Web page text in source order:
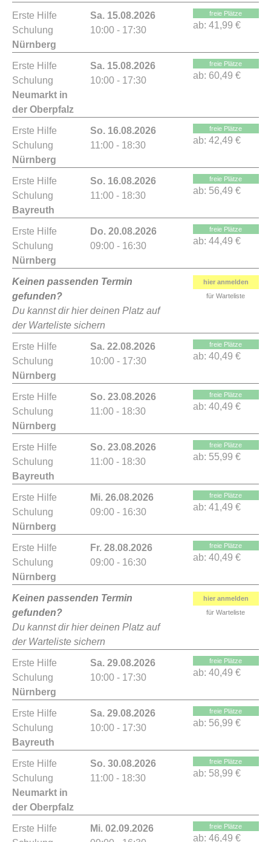
Erste Hilfe
Schulung
Nürnberg
Sa. 15.08.2026
10:00 - 17:30
freie Plätze
ab: 41,99 €
Erste Hilfe
Schulung
Neumarkt in
der Oberpfalz
Sa. 15.08.2026
10:00 - 17:30
freie Plätze
ab: 60,49 €
Erste Hilfe
Schulung
Nürnberg
So. 16.08.2026
11:00 - 18:30
freie Plätze
ab: 42,49 €
Erste Hilfe
Schulung
Bayreuth
So. 16.08.2026
11:00 - 18:30
freie Plätze
ab: 56,49 €
Erste Hilfe
Schulung
Nürnberg
Do. 20.08.2026
09:00 - 16:30
freie Plätze
ab: 44,49 €
Keinen passenden Termin
gefunden?
Du kannst dir hier deinen Platz auf
der Warteliste sichern
hier anmelden
für Warteliste
Erste Hilfe
Schulung
Nürnberg
Sa. 22.08.2026
10:00 - 17:30
freie Plätze
ab: 40,49 €
Erste Hilfe
Schulung
Nürnberg
So. 23.08.2026
11:00 - 18:30
freie Plätze
ab: 40,49 €
Erste Hilfe
Schulung
Bayreuth
So. 23.08.2026
11:00 - 18:30
freie Plätze
ab: 55,99 €
Erste Hilfe
Schulung
Nürnberg
Mi. 26.08.2026
09:00 - 16:30
freie Plätze
ab: 41,49 €
Erste Hilfe
Schulung
Nürnberg
Fr. 28.08.2026
09:00 - 16:30
freie Plätze
ab: 40,49 €
Keinen passenden Termin
gefunden?
Du kannst dir hier deinen Platz auf
der Warteliste sichern
hier anmelden
für Warteliste
Erste Hilfe
Schulung
Nürnberg
Sa. 29.08.2026
10:00 - 17:30
freie Plätze
ab: 40,49 €
Erste Hilfe
Schulung
Bayreuth
Sa. 29.08.2026
10:00 - 17:30
freie Plätze
ab: 56,99 €
Erste Hilfe
Schulung
Neumarkt in
der Oberpfalz
So. 30.08.2026
11:00 - 18:30
freie Plätze
ab: 58,99 €
Erste Hilfe
Mi. 02.09.2026
freie Plätze
ab: 46,49 €